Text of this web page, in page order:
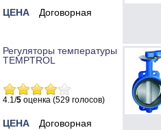
ЦЕНА Договорная
Регуляторы температуры
TEMPTROL
4.1/5 оценка (529 голосов)
ЦЕНА Договорная